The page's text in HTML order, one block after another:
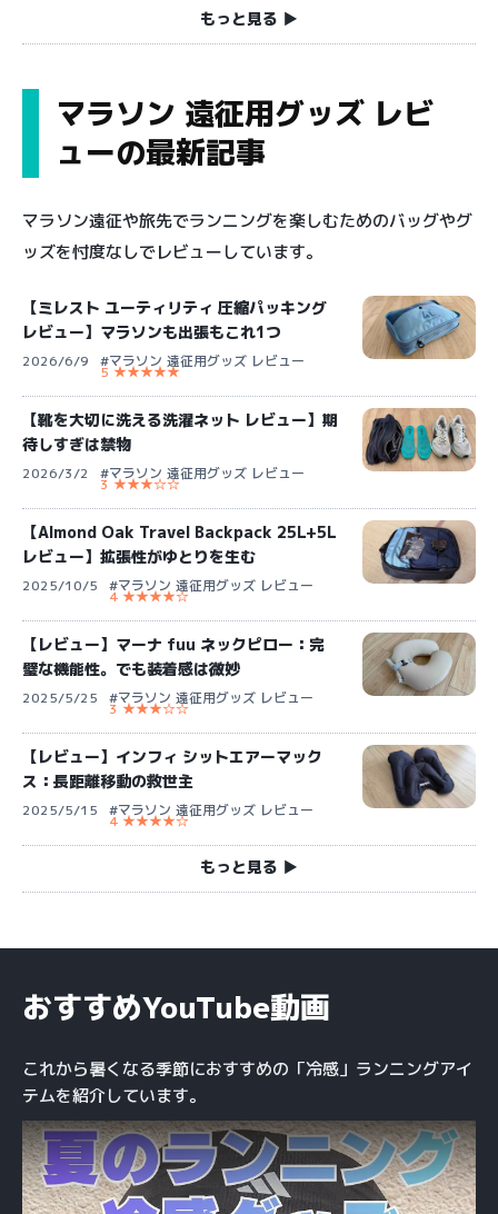
もっと見る ▶︎
マラソン 遠征用グッズ レビ
ューの最新記事
マラソン遠征や旅先でランニングを楽しむためのバッグやグ
ッズを忖度なしでレビューしています。
【ミレスト ユーティリティ 圧縮パッキング
レビュー】マラソンも出張もこれ1つ
2026/6/9 #マラソン 遠征用グッズ レビュー
5 ★★★★★
【靴を大切に洗える洗濯ネット レビュー】期
待しすぎは禁物
2026/3/2 #マラソン 遠征用グッズ レビュー
3 ★★★☆☆
【Almond Oak Travel Backpack 25L+5L
レビュー】拡張性がゆとりを生む
2025/10/5 #マラソン 遠征用グッズ レビュー
4 ★★★★☆
【レビュー】マーナ fuu ネックピロー：完
璧な機能性。でも装着感は微妙
2025/5/25 #マラソン 遠征用グッズ レビュー
3 ★★★☆☆
【レビュー】インフィ シットエアーマック
ス：長距離移動の救世主
2025/5/15 #マラソン 遠征用グッズ レビュー
4 ★★★★☆
もっと見る ▶︎
おすすめYouTube動画
これから暑くなる季節におすすめの「冷感」ランニングアイ
テムを紹介しています。